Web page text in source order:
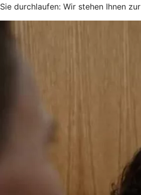
Sie durchlaufen: Wir stehen Ihnen